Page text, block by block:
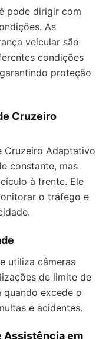
pode dirigir com
As
veicular são
condições
proteção
Cruzeiro
Cruzeiro Adaptativo
constante, mas
à frente. Ele
o tráfego e
utiliza câmeras
de limite de
excede o
e acidentes.
Assistência em